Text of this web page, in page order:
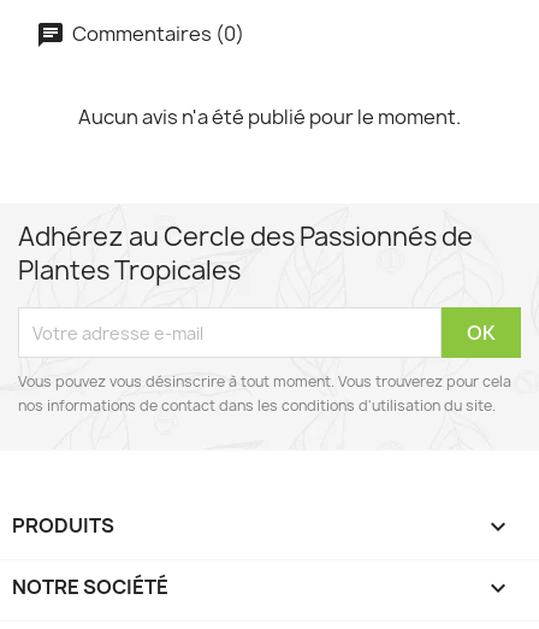
Commentaires (0)
Aucun avis n'a été publié pour le moment.
Adhérez au Cercle des Passionnés de
Plantes Tropicales
Vous pouvez vous désinscrire à tout moment. Vous trouverez pour cela
nos informations de contact dans les conditions d'utilisation du site.
PRODUITS 
NOTRE SOCIÉTÉ 